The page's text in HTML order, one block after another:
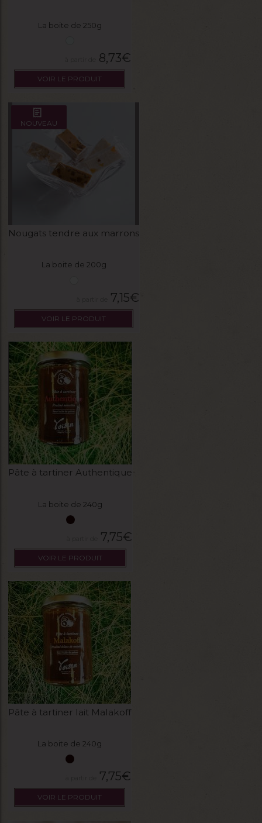
La boite de 250g
8,73€
VOIR LE PRODUIT
NOUVEAU
Nougats tendre aux marrons
La boite de 200g
7,15€
VOIR LE PRODUIT
Pâte à tartiner Authentique
La boite de 240g
7,75€
VOIR LE PRODUIT
Pâte à tartiner lait Malakoff
La boite de 240g
7,75€
VOIR LE PRODUIT